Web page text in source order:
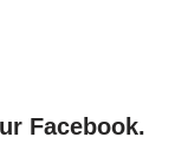
Facebook.